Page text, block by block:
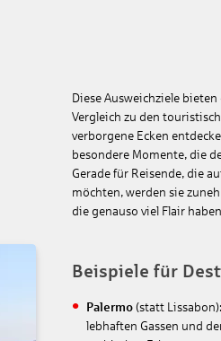
Diese Ausweichziele
Vergleich zu den
verborgene Ecken
besondere Momente, die
Gerade für Reisende, die
möchten, werden sie
die genauso viel Flair
Beispiele für
Palermo (statt
lebhaften Gassen und